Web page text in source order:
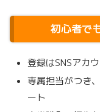
初心者で
登録はSNSアカ
専属担当がつき
ート